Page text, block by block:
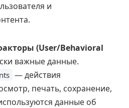
и
(User/Behavioral
важные данные.
— действия
печать, сохранение,
данные об